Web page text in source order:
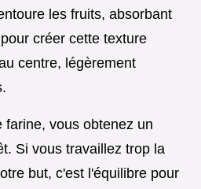
les fruits, absorbant
créer cette texture
centre, légèrement
farine, vous obtenez un
Si vous travaillez trop la
but, c'est l'équilibre pour